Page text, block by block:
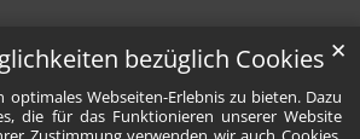
bezüglich Cookies
Webseiten-Erlebnis zu bieten. Dazu
die für das Funktionieren unserer Website
✕